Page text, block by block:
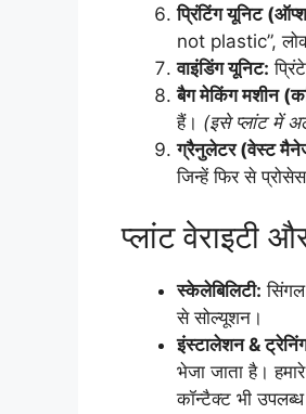
प्रिंटिंग यूनिट
not plastic”,
वाइंडिंग यूनिट:
बैग मेकिंग मशीन
हैं। (इसे प्लांट में
ग्रैनुलेटर (वेस्ट
जिन्हें फिर से
प्लांट वेराइटी
स्केलेबिलिटी:
से सोल्यूशन।
इंस्टालेशन &
भेजा जाता है।
कॉन्टैक्ट भी